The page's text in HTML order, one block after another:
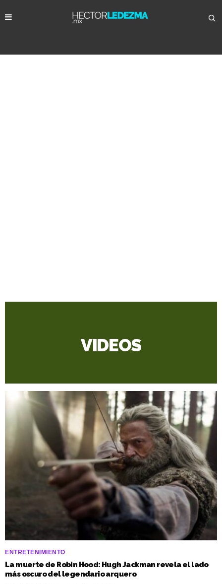
VIDEOS
ENTRETENIMIENTO
La muerte de Robin Hood: Hugh Jackman revela el lado
más oscuro del legendario arquero